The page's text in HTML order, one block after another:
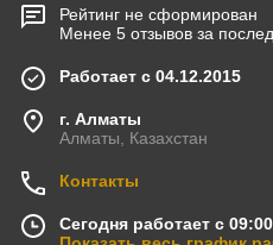
Рейтинг не сформирован
Менее 5 отзывов за
Работает с 04.12.2015
г. Алматы
Алматы, Казахстан
Контакты
Сегодня работает с